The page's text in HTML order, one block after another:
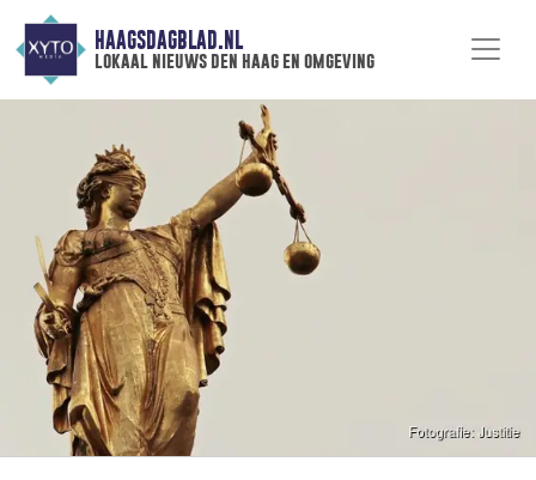
HAAGSDAGBLAD.NL
lokaal nieuws den haag en omgeving